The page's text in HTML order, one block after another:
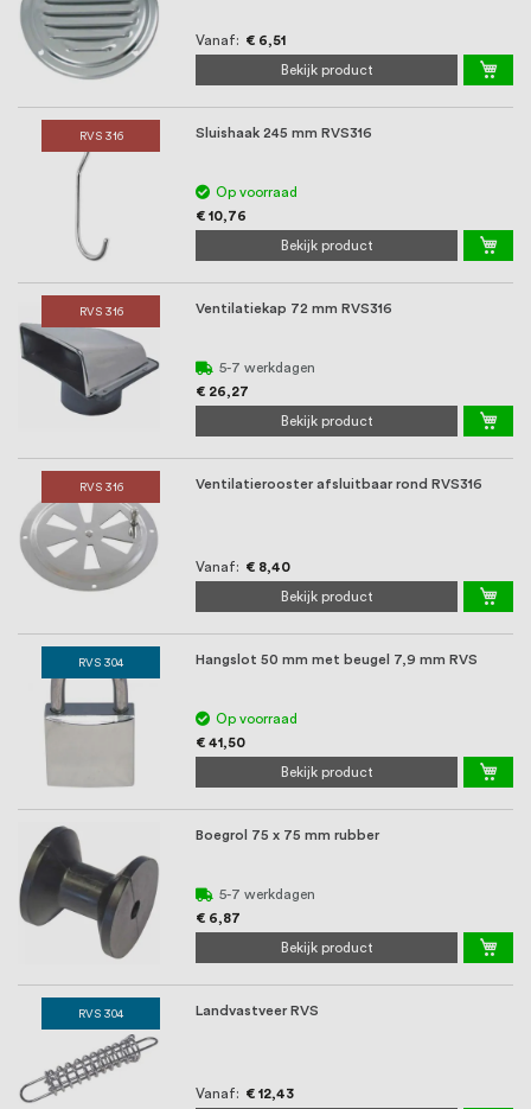
Vanaf € 6,51
Bekijk product
RVS 316 Sluishaak 245 mm RVS316
Op voorraad
€ 10,76
Bekijk product
RVS 316 Ventilatiekap 72 mm RVS316
5-7 werkdagen
€ 26,27
Bekijk product
RVS 316 Ventilatierooster afsluitbaar rond RVS316
Vanaf € 8,40
Bekijk product
RVS 304 Hangslot 50 mm met beugel 7,9 mm RVS
Op voorraad
€ 41,50
Bekijk product
Boegrol 75 x 75 mm rubber
5-7 werkdagen
€ 6,87
Bekijk product
RVS 304 Landvastveer RVS
Vanaf € 12,43